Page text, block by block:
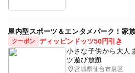
屋内型スポーツ＆エンタメパーク！家
クーポン ディッピンドッツ50円引き
小さな子供から大人
ツ遊び放題
宮城県仙台市泉区